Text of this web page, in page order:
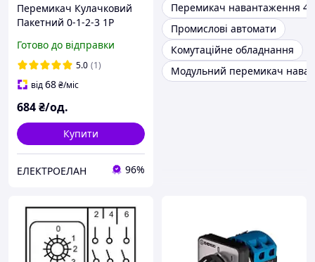
Перемикач Кулачковий
Пакетний 0-1-2-3 1P
Готово до відправки
5.0 (1)
від68₴/міс
684₴/од.
Купити
ЕЛЕКТРОЕЛАН 96%
Перемикач навантаження
Промислові автомати
Комутаційне обладнання
Модульний перемикач